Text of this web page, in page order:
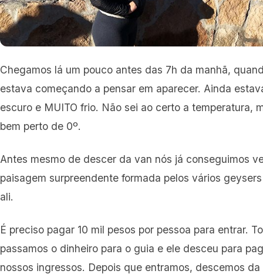
Chegamos lá um pouco antes das 7h da manhã,
estava começando a pensar em aparecer. Ainda
escuro e MUITO frio. Não sei ao certo a temperatura,
bem perto de 0º.
Antes mesmo de descer da van nós já conseguimos
paisagem surpreendente formada pelos vários
ali.
É preciso pagar 10 mil pesos por pessoa para entrar.
passamos o dinheiro para o guia e ele desceu para
nossos ingressos. Depois que entramos, descemos